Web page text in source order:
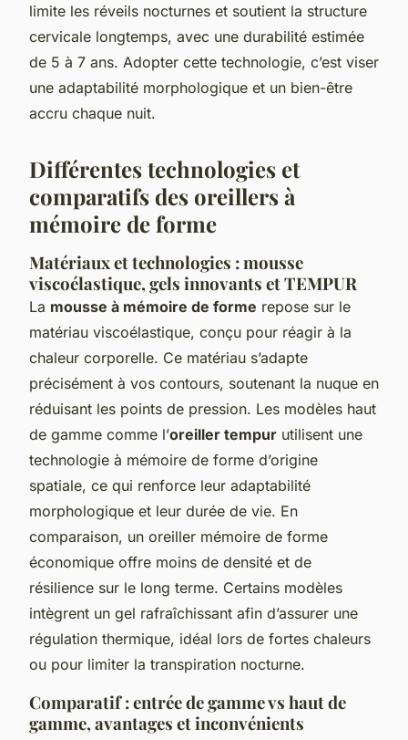
limite les réveils nocturnes et soutient la structure
cervicale longtemps, avec une durabilité estimée
de 5 à 7 ans. Adopter cette technologie, c’est viser
une adaptabilité morphologique et un bien-être
accru chaque nuit.
Différentes technologies et
comparatifs des oreillers à
mémoire de forme
Matériaux et technologies : mousse
viscoélastique, gels innovants et TEMPUR
La mousse à mémoire de forme repose sur le
matériau viscoélastique, conçu pour réagir à la
chaleur corporelle. Ce matériau s’adapte
précisément à vos contours, soutenant la nuque en
réduisant les points de pression. Les modèles haut
de gamme comme l’oreiller tempur utilisent une
technologie à mémoire de forme d’origine
spatiale, ce qui renforce leur adaptabilité
morphologique et leur durée de vie. En
comparaison, un oreiller mémoire de forme
économique offre moins de densité et de
résilience sur le long terme. Certains modèles
intègrent un gel rafraîchissant afin d’assurer une
régulation thermique, idéal lors de fortes chaleurs
ou pour limiter la transpiration nocturne.
Comparatif : entrée de gamme vs haut de
gamme, avantages et inconvénients